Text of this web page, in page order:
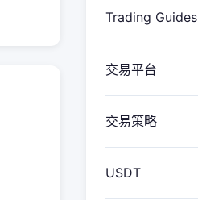
Trading Guides
交易平台
交易策略
USDT